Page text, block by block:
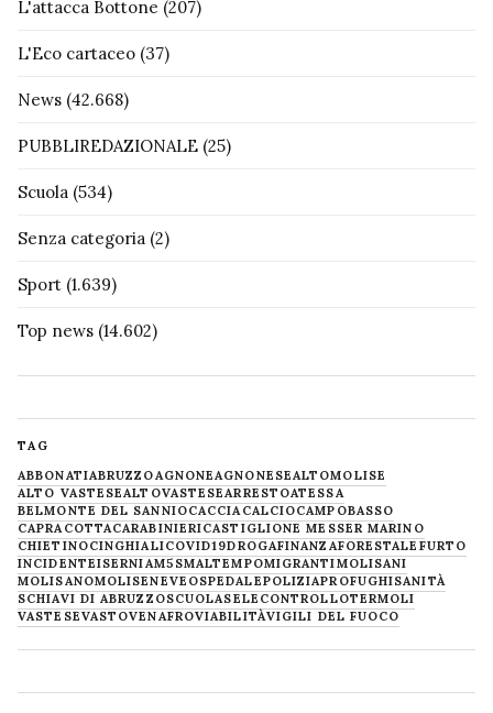
L'attacca Bottone (207)
L'Eco cartaceo (37)
News (42.668)
PUBBLIREDAZIONALE (25)
Scuola (534)
Senza categoria (2)
Sport (1.639)
Top news (14.602)
TAG
ABBONATIABRUZZOAGNONEAGNONESEALTOMOLISE
ALTO VASTESEALTOVASTESEARRESTOATESSA
BELMONTE DEL SANNIOCACCIACALCIOCAMPOBASSO
CAPRACOTTACARABINIERICASTIGLIONE MESSER MARINO
CHIETINOCINGHIALICOVID19DROGAFINANZAFORESTALE FURTO
INCIDENTEISERNIAM5SMALTEMPOMIGRANTIMOLISANI
MOLISANOMOLISENEVE OSPEDALEPOLIZIAPROFUGHISANITÀ
SCHIAVI DI ABRUZZOSCUOLASELECONTROLLOTERMOLI
VASTESEVASTOVENAFROVIABILITÀVIGILI DEL FUOCO